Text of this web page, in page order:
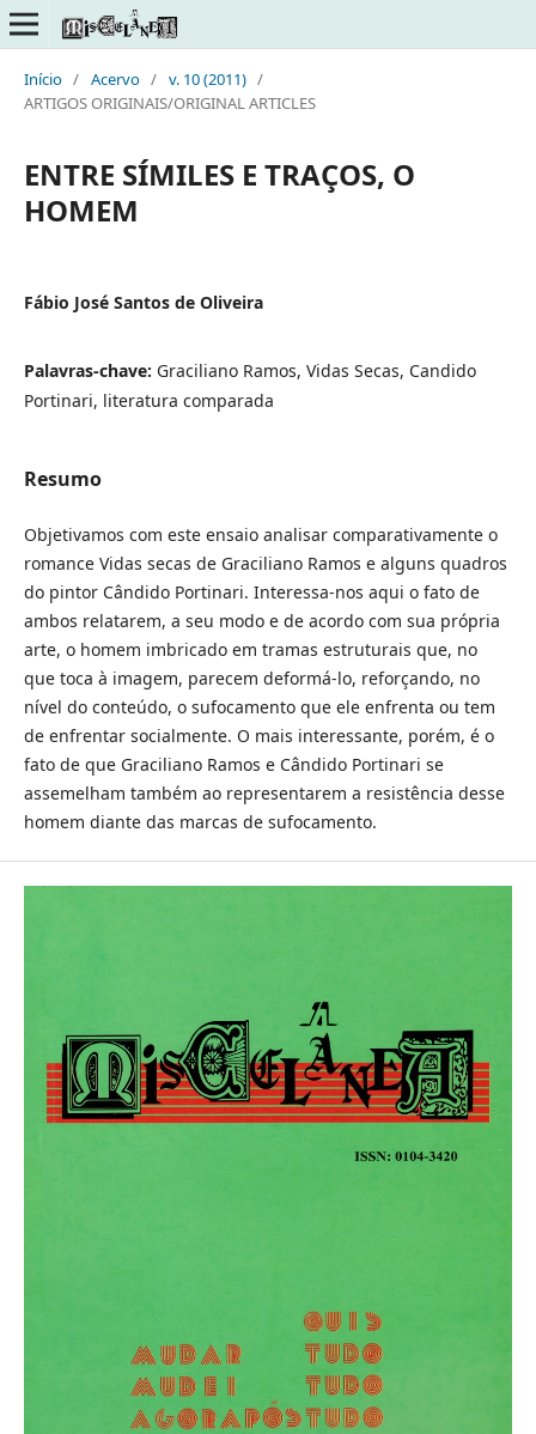
Início / Acervo / v. 10 (2011) /
ARTIGOS ORIGINAIS/ORIGINAL ARTICLES
ENTRE SÍMILES E TRAÇOS, O
HOMEM
Fábio José Santos de Oliveira
Palavras-chave: Graciliano Ramos, Vidas Secas, Candido
Portinari, literatura comparada
Resumo
Objetivamos com este ensaio analisar comparativamente o
romance Vidas secas de Graciliano Ramos e alguns quadros
do pintor Cândido Portinari. Interessa-nos aqui o fato de
ambos relatarem, a seu modo e de acordo com sua própria
arte, o homem imbricado em tramas estruturais que, no
que toca à imagem, parecem deformá-lo, reforçando, no
nível do conteúdo, o sufocamento que ele enfrenta ou tem
de enfrentar socialmente. O mais interessante, porém, é o
fato de que Graciliano Ramos e Cândido Portinari se
assemelham também ao representarem a resistência desse
homem diante das marcas de sufocamento.